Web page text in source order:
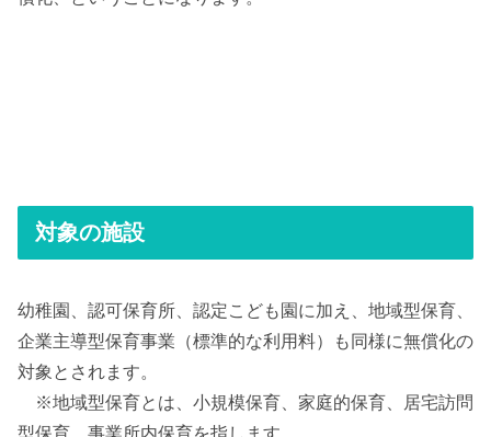
対象の施設
幼稚園、認可保育所、認定こども園に加え、地域型保育、
企業主導型保育事業（標準的な利用料）も同様に無償化の
対象とされます。
※地域型保育とは、小規模保育、家庭的保育、居宅訪問
型保育、事業所内保育を指します。